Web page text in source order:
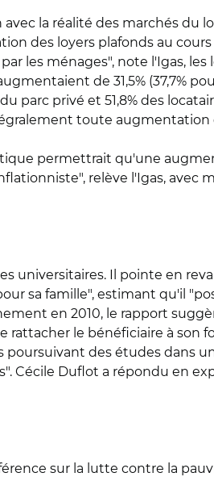
la réalité des marchés du
des loyers plafonds au cours
les ménages", note l'Igas, les
de 31,5% (37,7%
parc privé et 51,8% des
toute augmentation
permettrait qu'une
relève l'Igas, avec
universitaires. Il pointe en
sa famille", estimant qu'il
en 2010, le rapport
le bénéficiaire à son
des études dans
Cécile Duflot a répondu en
sur la lutte contre la